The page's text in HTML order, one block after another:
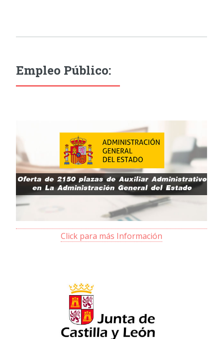
Empleo Público:
Click para más Información